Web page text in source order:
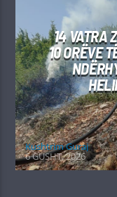
14 VATRA
10 ORËVE
Kushtrim Guraj
6 GUSHT, 2026